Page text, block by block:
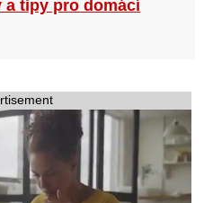
a tipy pro domácí